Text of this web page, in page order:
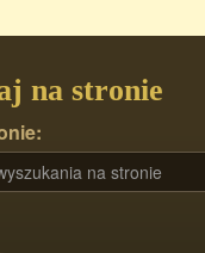
na stronie